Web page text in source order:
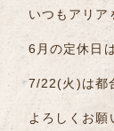
いつもアリア
6月の定休日
7/22(火)は都
よろしくお願